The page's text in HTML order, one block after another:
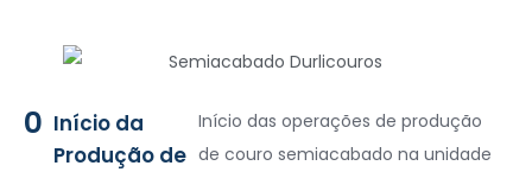
0 Início da
Produção de
Início das operações de produção
de couro semiacabado na unidade